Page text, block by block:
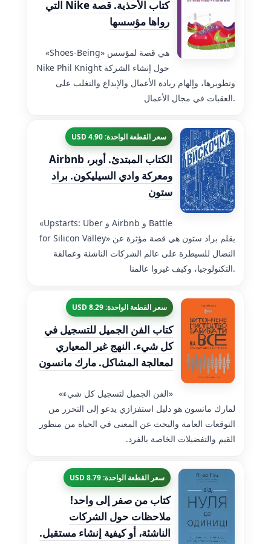
كتاب الأحذية. قصة Nike التي
رواها مؤسسها
«Shoes-Being» هي قصة لمؤسس
Nike Phil Knight حول إنشاء الشركة
وتطويرها، وإلهام ريادة الأعمال والإبداع والتغلب على
العقبات في مجال الأعمال.
سعر القطعة الواحدة: 4.90 USD
الكتاب المبتدئ. أوبر، Airbnb
ومعركة وادي السيليكون. براد
ستون
«Upstarts: Uber و Airbnb و Battle
for Silicon Valley» بقلم براد ستون هي قصة مؤثرة عن
النضال للسيطرة على عالم الشركات الناشئة وعمالقة
التكنولوجيا، وكيف غيروا عالمنا.
سعر القطعة الواحدة: 8.29 USD
كتاب الفن الجميل للتسجيل في
كل شيء. النهج غير المعياري
لمعالجة المشاكل. مارك مانسون
«الفن الجميل لتسجيل كل شيء»
لمارك مانسون هو دليل استفزازي يدعو إلى التحرر من
التوقعات العامة والبحث عن المعنى في الحياة من منظور
القيم والتفضيلات الخاصة بالفرد.
سعر القطعة الواحدة: 8.79 USD
كتاب من صفر إلى واحد!
ملاحظات حول الشركات
الناشئة، أو كيفية إنشاء مستقبل.